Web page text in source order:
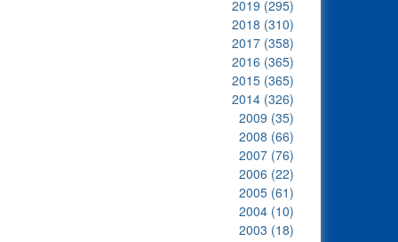
2019 (295)
2018 (310)
2017 (358)
2016 (365)
2015 (365)
2014 (326)
2009 (35)
2008 (66)
2007 (76)
2006 (22)
2005 (61)
2004 (10)
2003 (18)